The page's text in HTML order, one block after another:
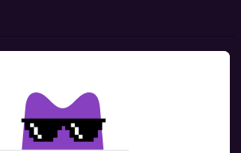
Contacte nous